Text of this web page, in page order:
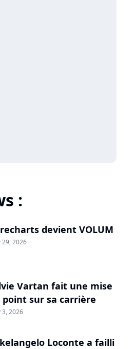
:
devient VOLUM
29, 2026
Vartan fait une mise
point sur sa carrière
3, 2026
Loconte a failli